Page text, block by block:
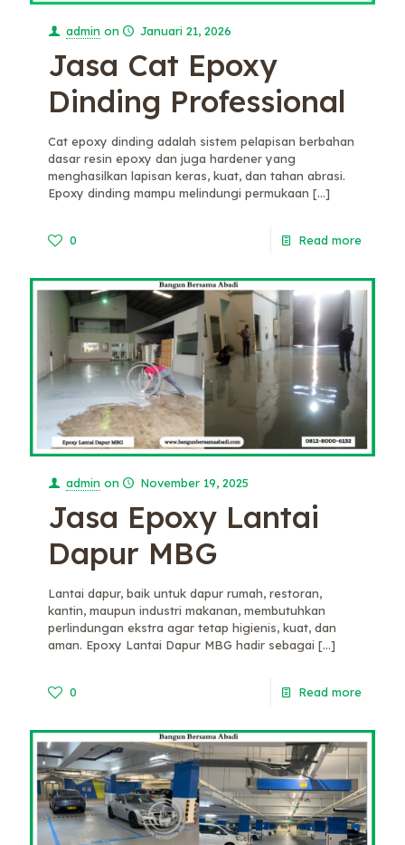
admin on Januari 21, 2026
Jasa Cat Epoxy
Dinding Professional
Cat epoxy dinding adalah sistem pelapisan berbahan
dasar resin epoxy dan juga hardener yang
menghasilkan lapisan keras, kuat, dan tahan abrasi.
Epoxy dinding mampu melindungi permukaan […]
0 Read more
admin on November 19, 2025
Jasa Epoxy Lantai
Dapur MBG
Lantai dapur, baik untuk dapur rumah, restoran,
kantin, maupun industri makanan, membutuhkan
perlindungan ekstra agar tetap higienis, kuat, dan
aman. Epoxy Lantai Dapur MBG hadir sebagai […]
0 Read more